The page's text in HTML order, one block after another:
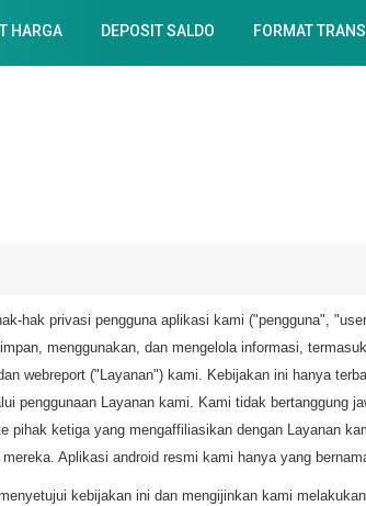
HARGA DEPOSIT SALDO FORMAT
hak privasi pengguna aplikasi kami ("pengguna",
menggunakan, dan mengelola informasi,
webreport ("Layanan") kami. Kebijakan ini hanya
penggunaan Layanan kami. Kami tidak bertanggung
pihak ketiga yang mengaffiliasikan dengan Layanan
Aplikasi android resmi kami hanya yang
kebijakan ini dan mengijinkan kami